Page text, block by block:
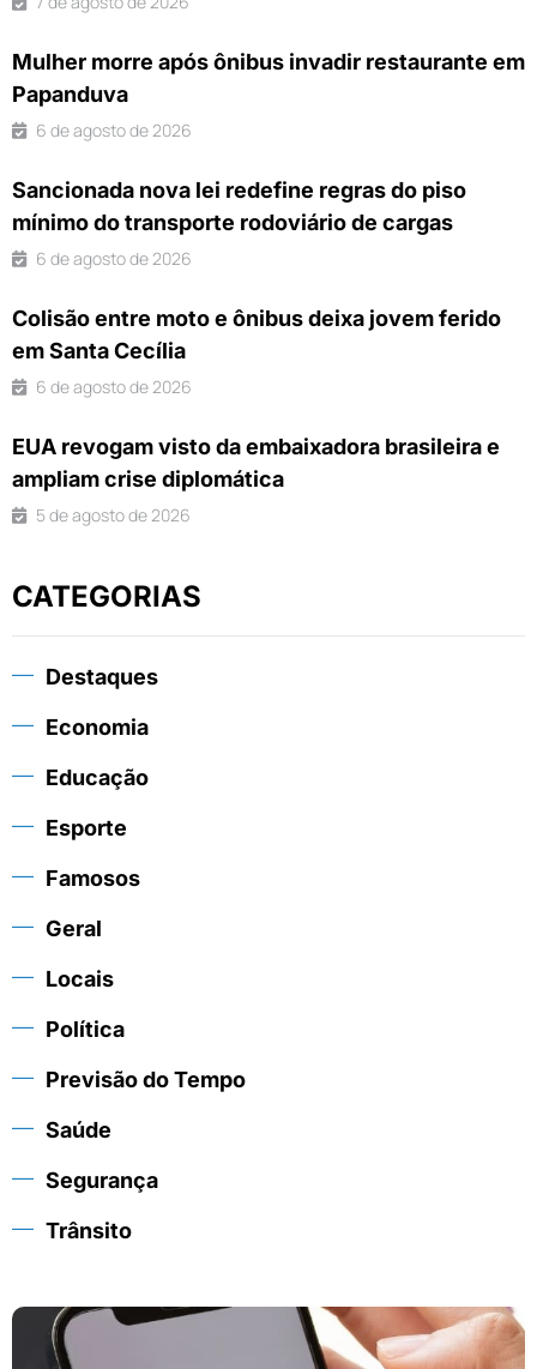
Mulher morre após ônibus invadir restaurante em
Papanduva
6 de agosto de 2026
Sancionada nova lei redefine regras do piso
mínimo do transporte rodoviário de cargas
6 de agosto de 2026
Colisão entre moto e ônibus deixa jovem ferido
em Santa Cecília
6 de agosto de 2026
EUA revogam visto da embaixadora brasileira e
ampliam crise diplomática
5 de agosto de 2026
CATEGORIAS
Destaques
Economia
Educação
Esporte
Famosos
Geral
Locais
Política
Previsão do Tempo
Saúde
Segurança
Trânsito